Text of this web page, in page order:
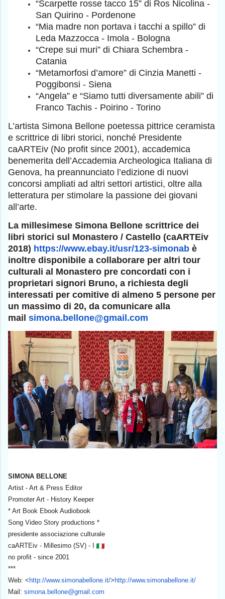
“Scarpette rosse tacco 15” di Ros Nicolina -
San Quirino - Pordenone
“Mia madre non portava i tacchi a spillo” di
Leda Mazzocca - Imola - Bologna
“Crepe sui muri” di Chiara Schembra -
Catania
“Metamorfosi d’amore” di Cinzia Manetti -
Poggibonsi - Siena
“Angela” e “Siamo tutti diversamente abili” di
Franco Tachis - Poirino - Torino
L’artista Simona Bellone poetessa pittrice ceramista
e scrittrice di libri storici, nonché Presidente
caARTEiv (No profit since 2001), accademica
benemerita dell’Accademia Archeologica Italiana di
Genova, ha preannunciato l’edizione di nuovi
concorsi ampliati ad altri settori artistici, oltre alla
letteratura per stimolare la passione dei giovani
all’arte.
La millesimese Simona Bellone scrittrice dei
libri storici sul Monastero / Castello (caARTEiv
2018) https://www.ebay.it/usr/123-simonab è
inoltre disponibile a collaborare per altri tour
culturali al Monastero pre concordati con i
proprietari signori Bruno, a richiesta degli
interessati per comitive di almeno 5 persone per
un massimo di 20, da comunicare alla
mail simona.bellone@gmail.com
SIMONA BELLONE
Artist - Art & Press Editor
Promoter Art - History Keeper
* Art Book Ebook Audiobook
Song Video Story productions *
presidente associazione culturale
caARTEiv - Millesimo (SV) - I
no profit - since 2001
***
Web: < http://www.simonabellone.it/> http://www.simonabellone.it/
Mail: simona.bellone@gmail.com